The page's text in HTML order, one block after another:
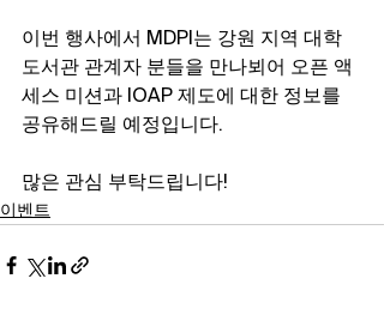
이번 행사에서 MDPI는 강원 지역 대학
도서관 관계자 분들을 만나뵈어 오픈 액
세스 미션과 IOAP 제도에 대한 정보를
공유해드릴 예정입니다.
많은 관심 부탁드립니다!
이벤트